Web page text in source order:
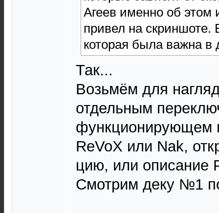
Агеев именно об этом
привел на скриншоте.
которая была важна в
Так...
Возьмём для
отдельным
функционирующем
ReVoX или Nak,
цию, или описание
Смотрим деку №1